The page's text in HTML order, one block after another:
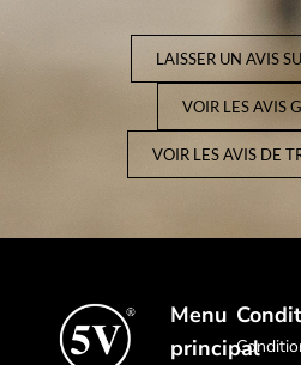
LAISSER UN AVIS
VOIR LES AVIS
VOIR LES AVIS DE
Menu
principal